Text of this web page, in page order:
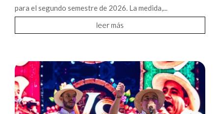
para el segundo semestre de 2026. La medida,...
leer más